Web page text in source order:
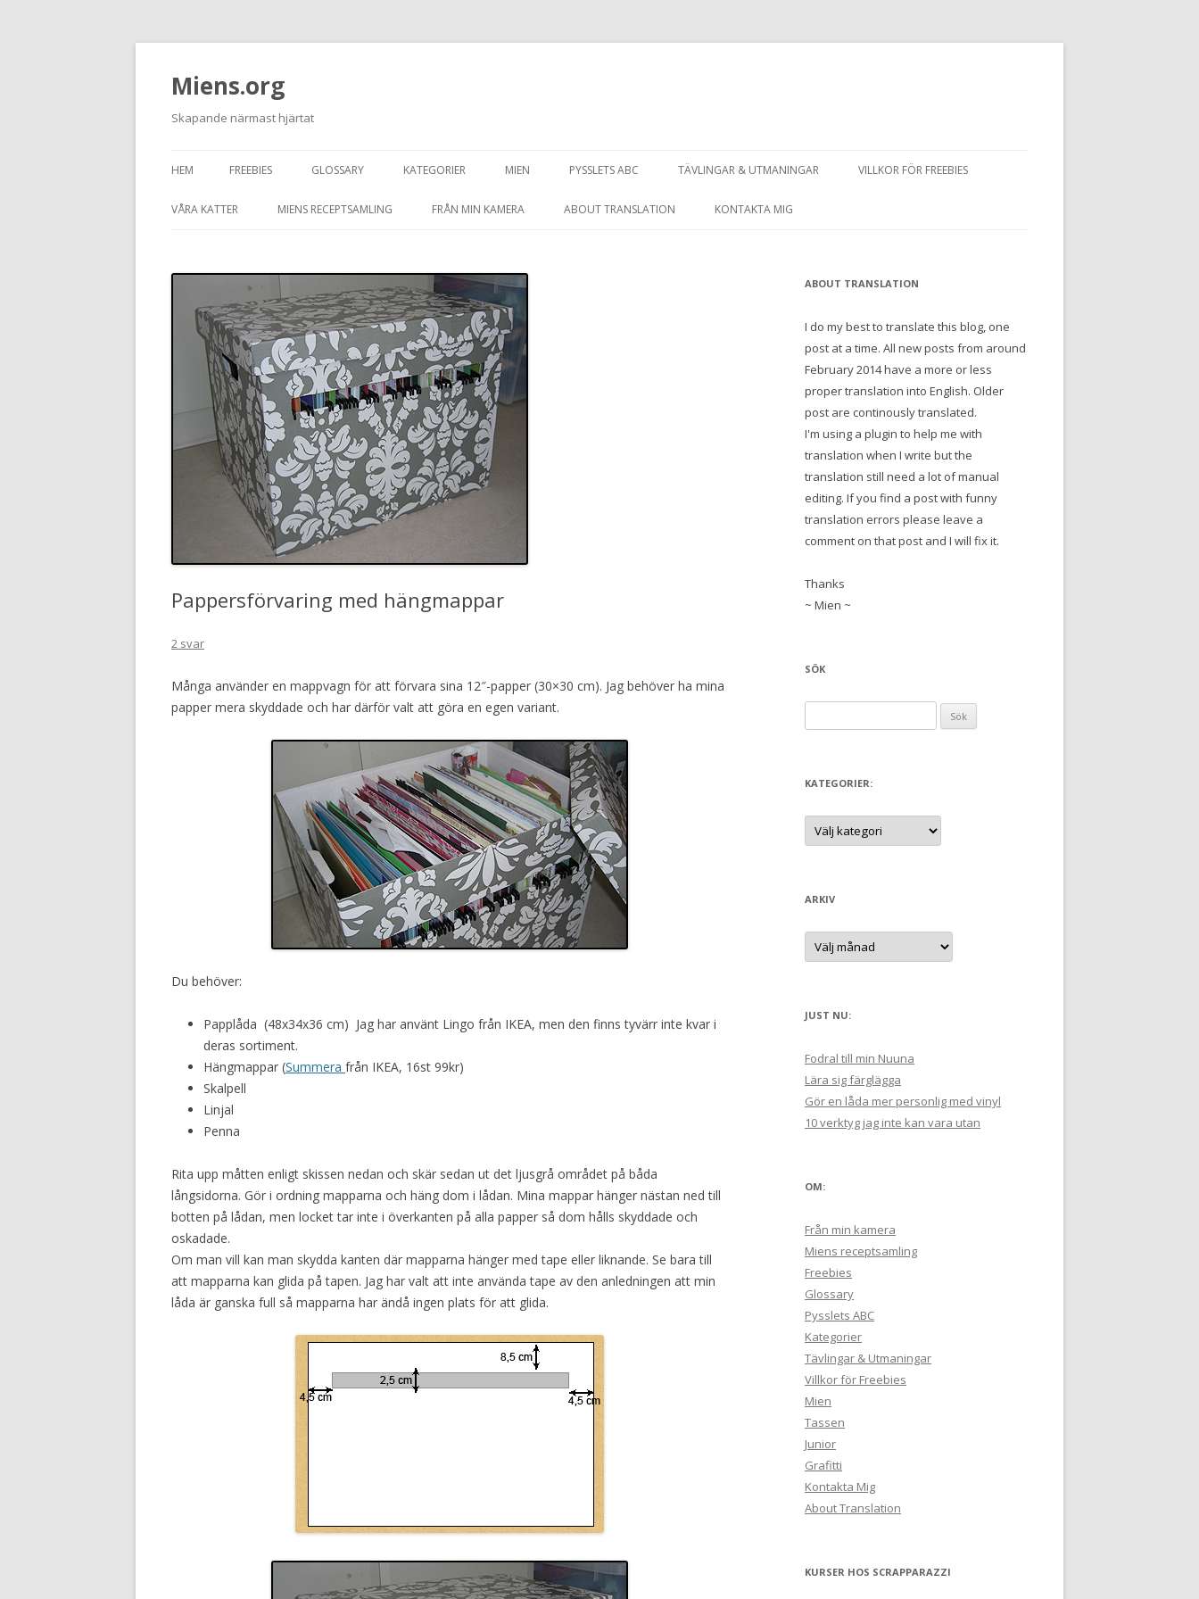
Miens.org
Skapande närmast hjärtat
till
HEM FREEBIES GLOSSARY KATEGORIER MIEN PYSSLETS ABC TÄVLINGAR & UTMANINGAR VILLKOR FÖR FREEBIES
VÅRA KATTER
GRAFITTI
MIENS RECEPTSAMLING FRÅN MIN KAMERA ABOUT TRANSLATION KONTAKTA MIG
Pappersförvaring med hängmappar
2 svar
Många använder en mappvagn för att förvara sina 12″-papper (30×30 cm). Jag behöver ha mina
papper mera skyddade och har därför valt att göra en egen variant.
Du behöver:
Papplåda (48x34x36 cm) Jag har använt Lingo från IKEA, men den finns tyvärr inte kvar i
deras sortiment.
Hängmappar (Summera från IKEA, 16st 99kr)
Skalpell
Linjal
Penna
Rita upp måtten enligt skissen nedan och skär sedan ut det ljusgrå området på båda
långsidorna. Gör i ordning mapparna och häng dom i lådan. Mina mappar hänger nästan ned till
botten på lådan, men locket tar inte i överkanten på alla papper så dom hålls skyddade och
oskadade.
Om man vill kan man skydda kanten där mapparna hänger med tape eller liknande. Se bara till
att mapparna kan glida på tapen. Jag har valt att inte använda tape av den anledningen att min
låda är ganska full så mapparna har ändå ingen plats för att glida.
ABOUT TRANSLATION
I do my best to translate this blog, one
post at a time. All new posts from around
February 2014 have a more or less
proper translation into English. Older
post are continously translated.
I'm using a plugin to help me with
translation when I write but the
translation still need a lot of manual
editing. If you find a post with funny
translation errors please leave a
comment on that post and I will fix it.
Thanks
~ Mien ~
SÖK
ö
e
t
e
KATEGORIER:
K
t
r
i
r
ARKIV
A
k
JUST NU:
Fodral till min Nuuna
Lära sig färglägga
Gör en låda mer personlig med vinyl
10 verktyg jag inte kan vara utan
OM:
Från min kamera
Miens receptsamling
Freebies
Glossary
Pysslets ABC
Kategorier
Tävlingar & Utmaningar
Villkor för Freebies
Mien
Tassen
Junior
Grafitti
Kontakta Mig
About Translation
KURSER HOS SCRAPPARAZZI